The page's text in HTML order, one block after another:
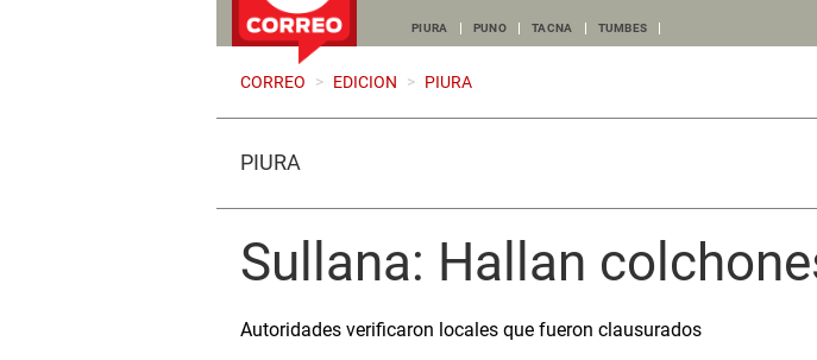
PIURA PUNO TACNA TUMBES
CORREO > EDICION > PIURA
PIURA
Sullana: Hallan
Autoridades verificaron locales que fueron clausurados